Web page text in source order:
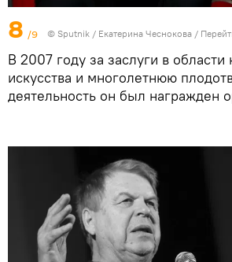
8 /9 © Sputnik / Екатерина Чеснокова /
В 2007 году за заслуги в области
искусства и многолетнюю
деятельность он был награжден